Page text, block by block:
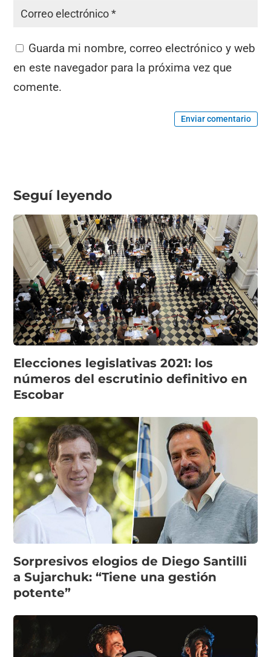
Guarda mi nombre, correo electrónico y web
en este navegador para la próxima vez que
comente.
Enviar comentario
Seguí leyendo
Elecciones legislativas 2021: los
números del escrutinio definitivo en
Escobar
Sorpresivos elogios de Diego Santilli
a Sujarchuk: “Tiene una gestión
potente”